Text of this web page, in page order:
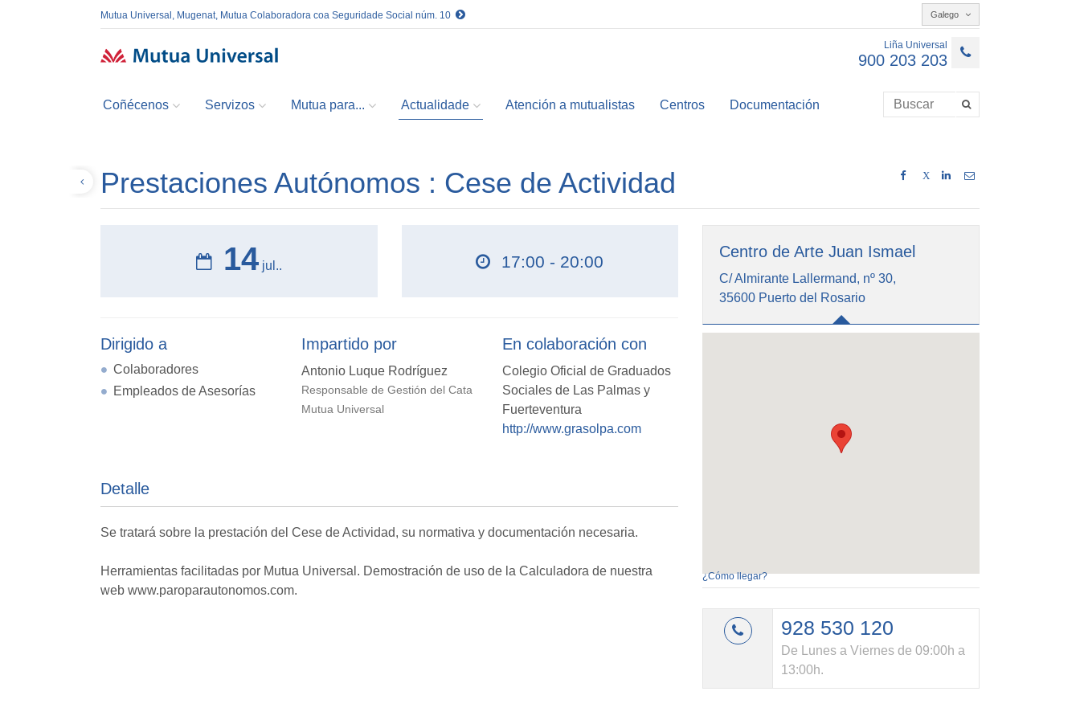
Mutua Universal, Mugenat, Mutua Colaboradora coa Seguridade Social núm. 10 Galego
Liña Universal
900 203 203
Coñécenos Servizos Mutua para... Actualidade Atención a mutualistas Centros Documentación
X
Prestaciones Autónomos : Cese de Actividad
14 jul.. 17:00 - 20:00
Dirigido a
Colaboradores
Empleados de Asesorías
Impartido por
Antonio Luque Rodríguez
Responsable de Gestión del Cata
Mutua Universal
En colaboración con
Colegio Oficial de Graduados
Sociales de Las Palmas y
Fuerteventura
http://www.grasolpa.com
Detalle
Se tratará sobre la prestación del Cese de Actividad, su normativa y documentación necesaria.
Herramientas facilitadas por Mutua Universal. Demostración de uso de la Calculadora de nuestra
web www.paroparautonomos.com.
Centro de Arte Juan Ismael
C/ Almirante Lallermand, nº 30,
35600 Puerto del Rosario
¿Cómo llegar?
928 530 120
De Lunes a Viernes de 09:00h a
13:00h.